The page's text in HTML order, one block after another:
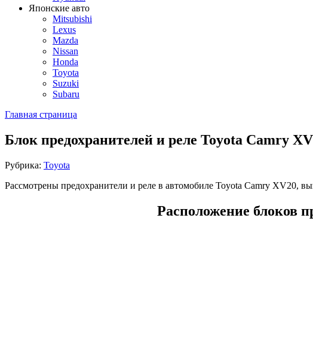
Японские авто
Mitsubishi
Lexus
Mazda
Nissan
Honda
Toyota
Suzuki
Subaru
Главная страница
Блок предохранителей и реле Toyota Camry
Рубрика: Toyota
Рассмотрены предохранители и реле в автомобиле Toyota Camry XV20,
Расположение блоков